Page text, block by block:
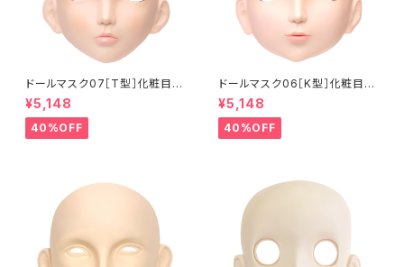
ドールマスク07［T型］化粧目穴
処理済 MASK07 [DOLL T] O
pening eye hole and make
up
¥5,148
40%OFF
ドールマスク06［K型］化粧目穴
処理 MASK06 [DOLL K] Op
ening eye hole and make
up
¥5,148
40%OFF